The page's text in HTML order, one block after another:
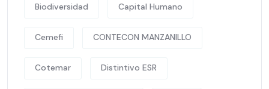
Biodiversidad Capital Humano
Cemefi CONTECON MANZANILLO
Cotemar Distintivo ESR